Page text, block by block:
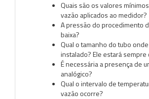
Quais são os valores
vazão aplicados ao medidor?
A pressão do procedimento
baixa?
Qual o tamanho do tubo
instalado? Ele estará
É necessária a presença de
analógico?
Qual o intervalo de
vazão ocorre?